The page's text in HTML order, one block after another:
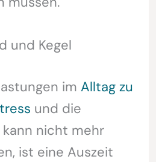
und Kegel
im Alltag zu
und die
nicht mehr
ist eine Auszeit